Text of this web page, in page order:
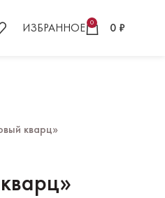
ИЗБРАННОЕ 0 0 ₽
кварц»